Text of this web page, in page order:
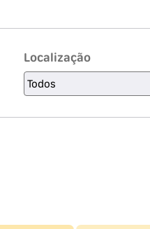
Localização